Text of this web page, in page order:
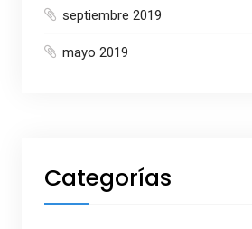
septiembre 2019
mayo 2019
Categorías